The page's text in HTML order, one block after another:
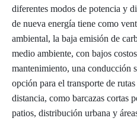
diferentes modos de potencia y
de nueva energía tiene como
ambiental, la baja emisión de
medio ambiente, con bajos
mantenimiento, una conducción
opción para el transporte de
distancia, como barcazas cortas
patios, distribución urbana y